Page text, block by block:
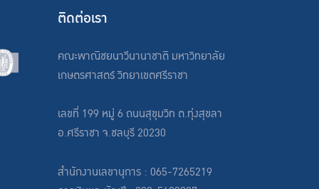
ติดต่อเรา
คณะพาณิชยนาวีนานาชาติ มหาวิทยาลัย
เกษตรศาสตร์ วิทยาเขตศรีราชา
เลขที่ 199 หมู่ 6 ถนนสุขุมวิท ต.ทุ่งสุขลา
อ.ศรีราชา จ.ชลบุรี 20230
สำนักงานเลขานุการ : 065-7265219